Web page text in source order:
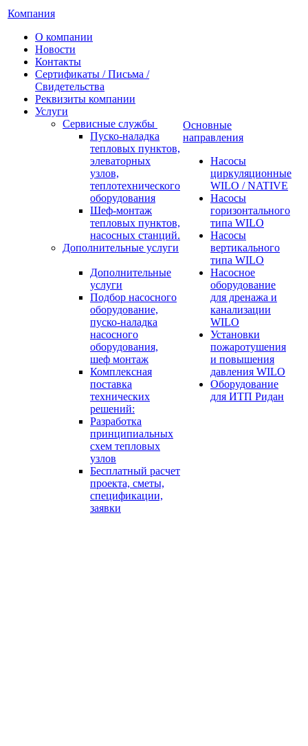
Компания
О компании
Новости
Контакты
Сертификаты / Письма /
Свидетельства
Реквизиты компании
Услуги
Сервисные службы
Пуско-наладка
тепловых пунктов,
элеваторных
узлов,
теплотехнического
оборудования
Шеф-монтаж
тепловых пунктов,
насосных станций.
Дополнительные услуги
Дополнительные
услуги
Подбор насосного
оборудование,
пуско-наладка
насосного
оборудования,
шеф монтаж
Комплексная
поставка
технических
решений:
Разработка
принципиальных
схем тепловых
узлов
Бесплатный расчет
проекта, сметы,
спецификации,
заявки
Основные
направления
Насосы
циркуляционные
WILO / NATIVE
Насосы
горизонтального
типа WILO
Насосы
вертикального
типа WILO
Насосное
оборудование
для дренажа и
канализации
WILO
Установки
пожаротушения
и повышения
давления WILO
Оборудование
для ИТП Ридан